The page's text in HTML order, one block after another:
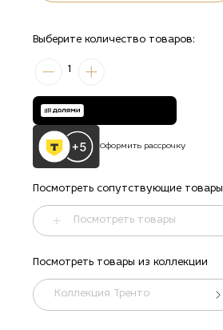
Выберите количество товаров:
1
Оформить рассрочку
Посмотреть сопутствующие товары
Посмотреть товары
Посмотреть товары из коллекции
Коллекция Тренто